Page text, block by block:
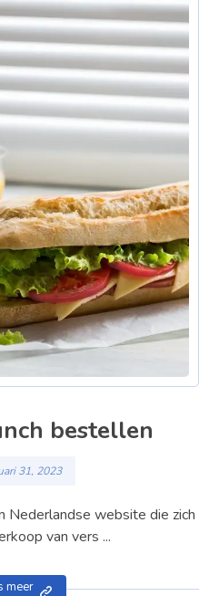
bestellen
31, 2023
Nederlandse website die zich
van vers ...
meer